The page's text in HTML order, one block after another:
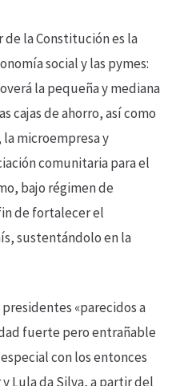
la Constitución es la
social y las pymes:
la pequeña y mediana
cajas de ahorro, así como
microempresa y
comunitaria para el
bajo régimen de
de fortalecer el
sustentándolo en la
«parecidos a
fuerte pero entrañable
con los entonces
Lula da Silva, a partir del